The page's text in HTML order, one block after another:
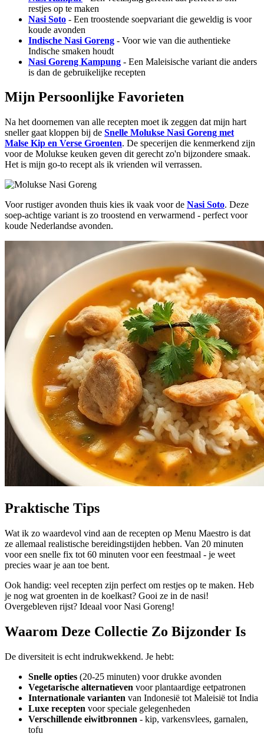
restjes op te maken
Nasi Soto - Een troostende soepvariant die geweldig is voor
koude avonden
Indische Nasi Goreng - Voor wie van die authentieke
Indische smaken houdt
Nasi Goreng Kampung - Een Maleisische variant die anders
is dan de gebruikelijke recepten
Mijn Persoonlijke Favorieten
Na het doornemen van alle recepten moet ik zeggen dat mijn hart
sneller gaat kloppen bij de Snelle Molukse Nasi Goreng met
Malse Kip en Verse Groenten. De specerijen die kenmerkend zijn
voor de Molukse keuken geven dit gerecht zo'n bijzondere smaak.
Het is mijn go-to recept als ik vrienden wil verrassen.
Voor rustiger avonden thuis kies ik vaak voor de Nasi Soto. Deze
soep-achtige variant is zo troostend en verwarmend - perfect voor
koude Nederlandse avonden.
Praktische Tips
Wat ik zo waardevol vind aan de recepten op Menu Maestro is dat
ze allemaal realistische bereidingstijden hebben. Van 20 minuten
voor een snelle fix tot 60 minuten voor een feestmaal - je weet
precies waar je aan toe bent.
Ook handig: veel recepten zijn perfect om restjes op te maken. Heb
je nog wat groenten in de koelkast? Gooi ze in de nasi!
Overgebleven rijst? Ideaal voor Nasi Goreng!
Waarom Deze Collectie Zo Bijzonder Is
De diversiteit is echt indrukwekkend. Je hebt:
Snelle opties (20-25 minuten) voor drukke avonden
Vegetarische alternatieven voor plantaardige eetpatronen
Internationale varianten van Indonesië tot Maleisië tot India
Luxe recepten voor speciale gelegenheden
Verschillende eiwitbronnen - kip, varkensvlees, garnalen,
tofu